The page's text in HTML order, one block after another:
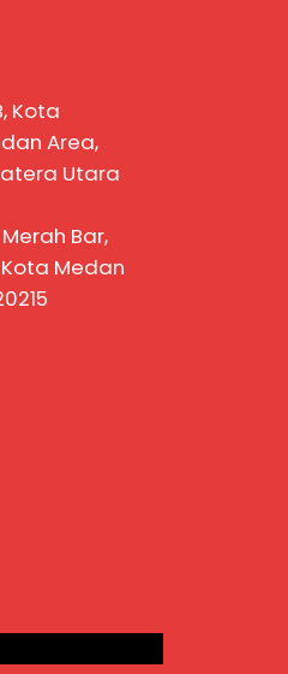
Kota
Area,
Utara
Merah Bar,
Medan